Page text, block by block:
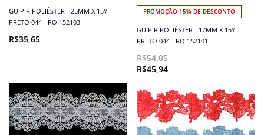
GUIPIR POLIÉSTER - 25MM X 15Y -
PRETO 044 - RO.152103
R$35,65
PROMOÇÃO 15% DE DESCONTO
GUIPIR POLIÉSTER - 17MM X 15Y -
PRETO 044 - RO.152101
R$54,05
R$45,94